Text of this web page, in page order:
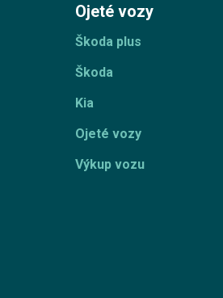
Ojeté vozy
Škoda plus
Škoda
Kia
Ojeté vozy
Výkup vozu